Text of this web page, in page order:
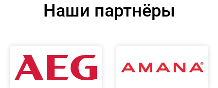
Наши партнёры